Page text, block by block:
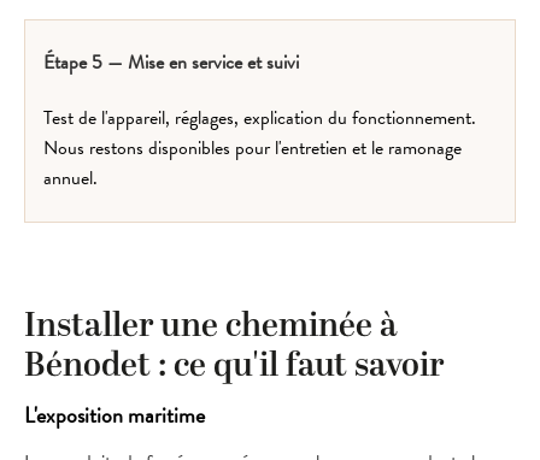
Étape 5 — Mise en service et suivi
Test de l'appareil, réglages, explication du fonctionnement.
Nous restons disponibles pour l'entretien et le ramonage
annuel.
Installer une cheminée à
Bénodet : ce qu'il faut savoir
L'exposition maritime